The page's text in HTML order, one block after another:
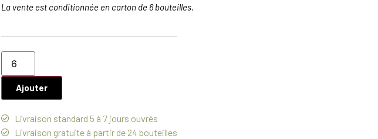
La vente est conditionnée en carton de 6 bouteilles.
Ajouter
Livraison standard 5 à 7 jours ouvrés
Livraison gratuite à partir de 24 bouteilles